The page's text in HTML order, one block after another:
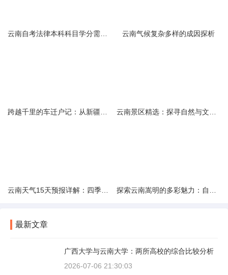
云南气候复杂多样的成因探析
最新文章
广西大学与云南大学：两所高校的综合比较分析
2026-07-06 21:30:03